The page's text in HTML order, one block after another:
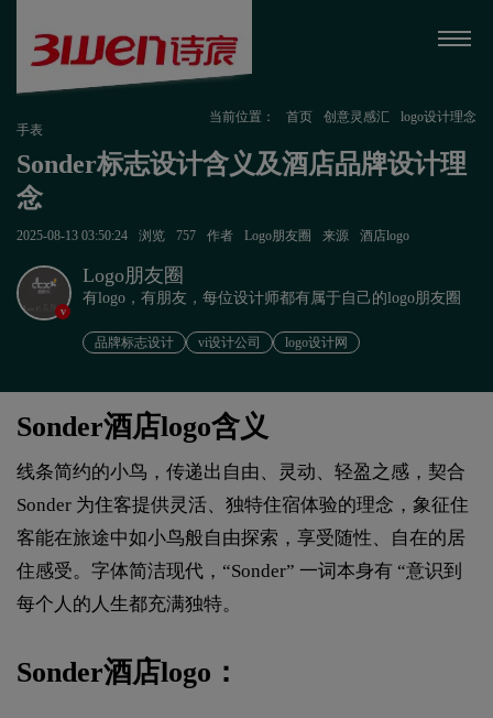
当前位置： 首页 创意灵感汇
logo设计理念
手表
Sonder标志设计含义及酒店品牌设计理
念
2025-08-13 03:50:24 浏览 757 作者 Logo朋友圈 来源 酒店logo
v
Logo朋友圈
有logo，有朋友，每位设计师都有属于自己的logo朋友圈
品牌标志设计 vi设计公司 logo设计网
Sonder酒店logo含义
线条简约的小鸟，传递出自由、灵动、轻盈之感，契合
Sonder 为住客提供灵活、独特住宿体验的理念，象征住
客能在旅途中如小鸟般自由探索，享受随性、自在的居
住感受。字体简洁现代，“Sonder” 一词本身有 “意识到
每个人的人生都充满独特。
Sonder酒店logo：